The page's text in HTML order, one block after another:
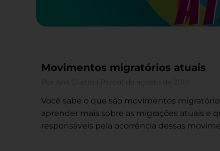
Movimentos migratórios atuais
Você sabe o que são movimentos
aprender mais sobre as migrações atuais e
responsáveis pela ocorrência dessas